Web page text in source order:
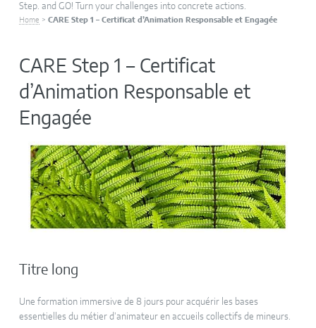
Step. and GO! Turn your challenges into concrete actions.
Home > CARE Step 1 – Certificat d’Animation Responsable et Engagée
CARE Step 1 – Certificat
d’Animation Responsable et
Engagée
Titre long
Une formation immersive de 8 jours pour acquérir les bases
essentielles du métier d’animateur en accueils collectifs de mineurs.